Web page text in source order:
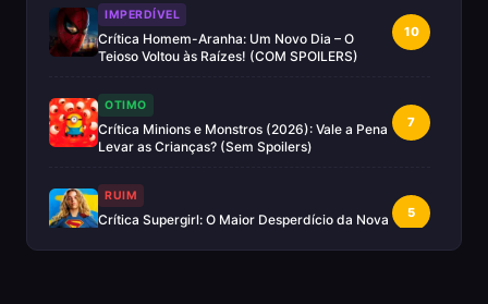
IMPERDÍVEL
Crítica Homem-Aranha: Um Novo Dia – O
Teioso Voltou às Raízes! (COM SPOILERS)
10
OTIMO
Crítica Minions e Monstros (2026): Vale a Pena
Levar as Crianças? (Sem Spoilers)
7
RUIM
Crítica Supergirl: O Maior Desperdício da Nova
5